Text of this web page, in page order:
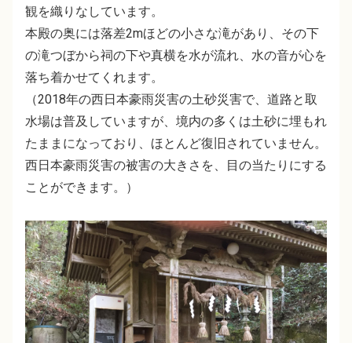
観を織りなしています。
本殿の奥には落差2mほどの小さな滝があり、その下
の滝つぼから祠の下や真横を水が流れ、水の音が心を
落ち着かせてくれます。
（2018年の西日本豪雨災害の土砂災害で、道路と取
水場は普及していますが、境内の多くは土砂に埋もれ
たままになっており、ほとんど復旧されていません。
西日本豪雨災害の被害の大きさを、目の当たりにする
ことができます。）